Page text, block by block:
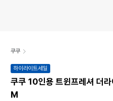
쿠쿠
하이라이트세일
쿠쿠 10인용 트윈프레셔 더
M